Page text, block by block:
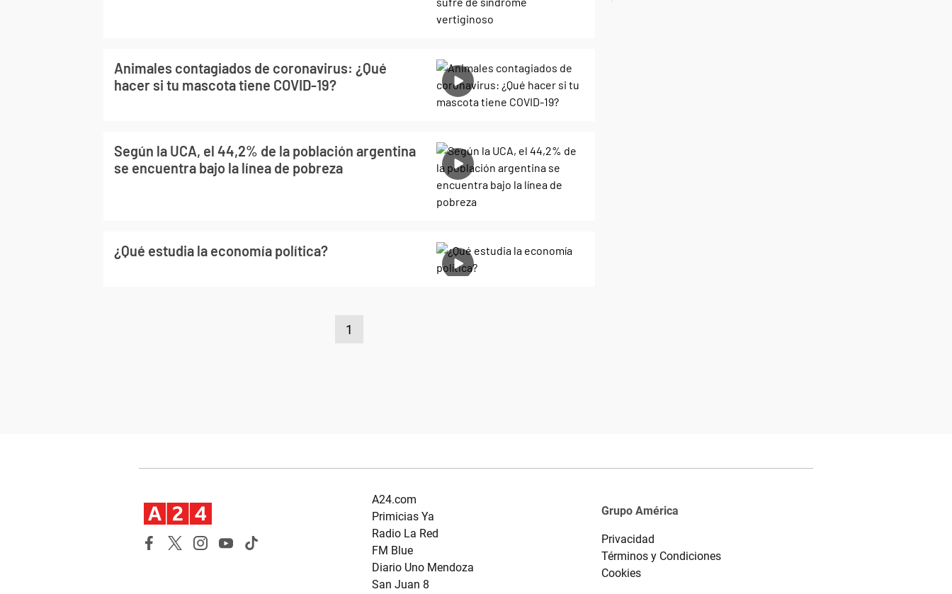
Animales contagiados de coronavirus: ¿Qué
hacer si tu mascota tiene COVID-19?
Según la UCA, el 44,2% de la población argentina
se encuentra bajo la línea de pobreza
¿Qué estudia la economía política?
1
A24.com
Primicias Ya
Radio La Red
FM Blue
Diario Uno Mendoza
San Juan 8
Grupo América
Privacidad
Términos y Condiciones
Cookies